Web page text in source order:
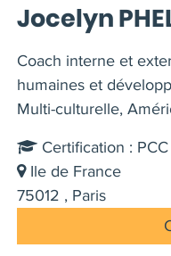
Jocelyn
Coach interne et
humaines et
Multi-culturelle,
Certification : PCC
Ile de France
75012 , Paris